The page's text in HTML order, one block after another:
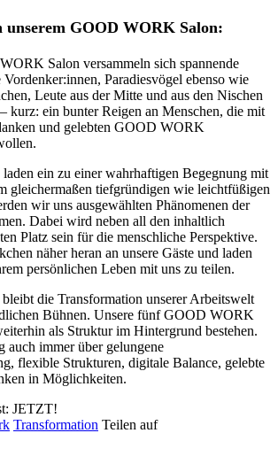
unserem GOOD WORK Salon:
Salon versammeln sich spannende
Vordenker:innen, Paradiesvögel ebenso wie
Leute aus der Mitte und aus den Nischen
kurz: ein bunter Reigen an Menschen, die mit
und gelebten GOOD WORK
laden ein zu einer wahrhaftigen Begegnung mit
gleichermaßen tiefgründigen wie leichtfüßigen
wir uns ausgewählten Phänomenen der
Dabei wird neben all den inhaltlich
Platz sein für die menschliche Perspektive.
näher heran an unsere Gäste und laden
persönlichen Leben mit uns zu teilen.
die Transformation unserer Arbeitswelt
Bühnen. Unsere fünf GOOD WORK
als Struktur im Hintergrund bestehen.
auch immer über gelungene
flexible Strukturen, digitale Balance, gelebte
in Möglichkeiten.
JETZT!
Transformation Teilen auf